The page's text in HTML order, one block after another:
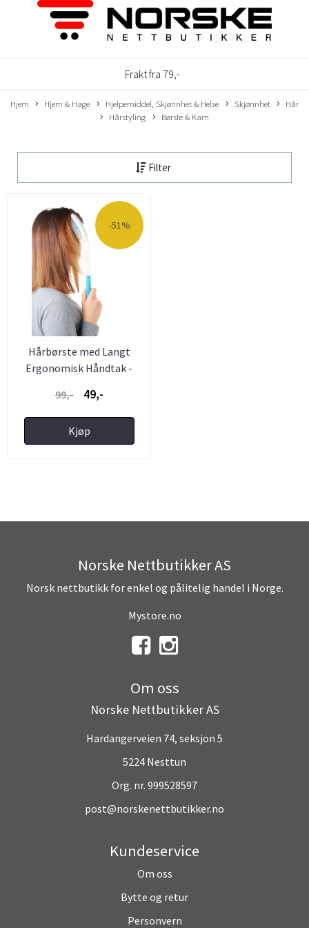
Frakt fra 79,-
Hjem Hjem & Hage Hjelpemiddel, Skjønnhet & Helse Skjønnhet
Hår
Hårstyling
Børste & Kam
Filter
-51%
Hårbørste med Langt
Ergonomisk Håndtak -
99,- 49,-
Kjøp
Norske Nettbutikker AS
Norsk nettbutikk for enkel og pålitelig handel i Norge.
Mystore.no
Om oss
Norske Nettbutikker AS
Hardangerveien 74, seksjon 5
5224 Nesttun
Org. nr. 999528597
post@norskenettbutikker.no
Kundeservice
Om oss
Bytte og retur
Personvern